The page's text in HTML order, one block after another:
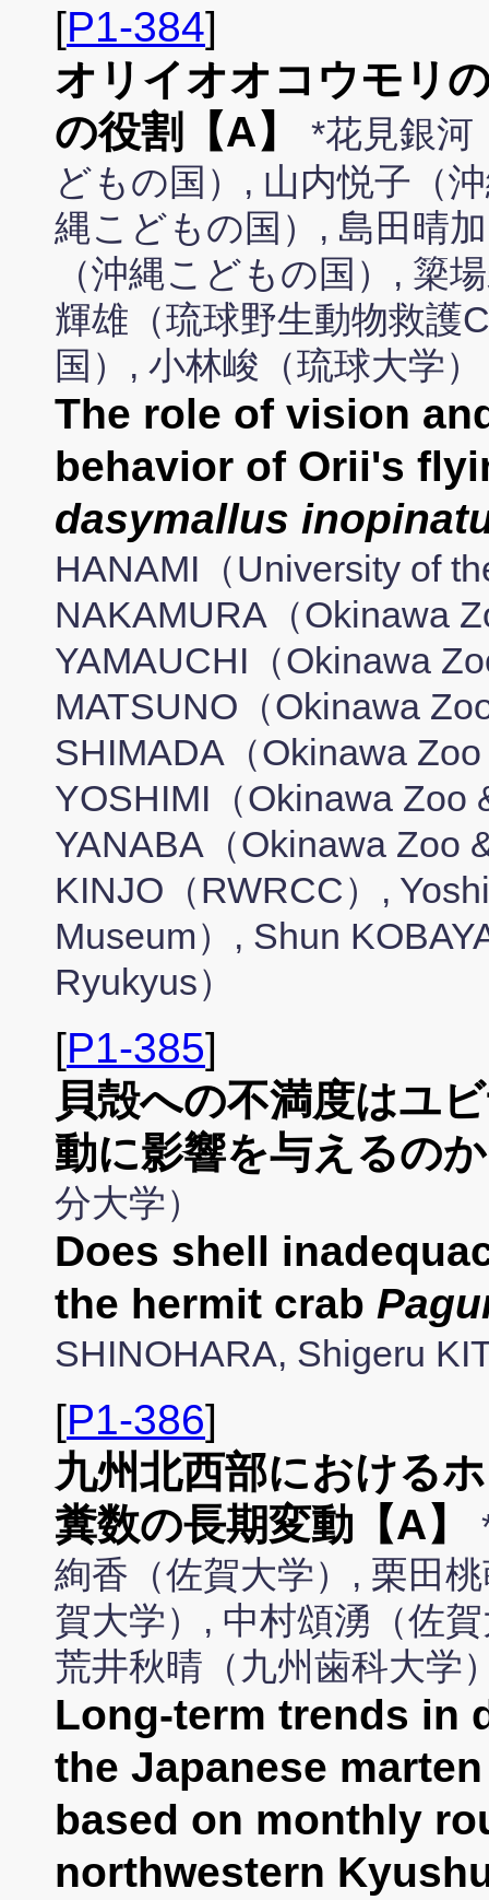
[P1-384]
オリイオオコウモリ
の役割【A】
*花見銀河
どもの国）, 山内悦子（
縄こどもの国）, 島田晴
（沖縄こどもの国）, 簗
輝雄（琉球野生動物救護
国）, 小林峻（琉球大学）
The role of vision
behavior of Orii's
dasymallus
HANAMI（University of
NAKAMURA（Okinawa
YAMAUCHI（Okinawa
MATSUNO（Okinawa
SHIMADA（Okinawa
YOSHIMI（Okinawa Zoo
YANABA（Okinawa Zoo
KINJO（RWRCC）,
Museum）, Shun
Ryukyus）
[P1-385]
貝殻への不満度はユ
動に影響を与えるの
分大学）
Does shell
the hermit crab
SHINOHARA, Shigeru
[P1-386]
九州北西部における
糞数の長期変動【A】
絢香（佐賀大学）, 栗田
賀大学）, 中村頌湧（佐
荒井秋晴（九州歯科大学
Long-term trends in
the Japanese
based on monthly
northwestern